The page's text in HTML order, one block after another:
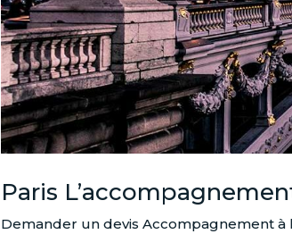
Paris
Demander un devis Accompagnement à